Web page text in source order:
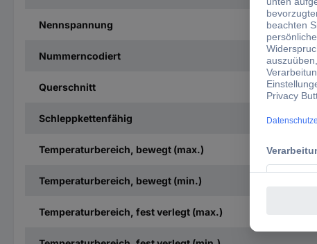
Nennspannung
Nummerncodiert
Querschnitt
Schleppkettenfähig
Temperaturbereich, bewegt (max.)
Temperaturbereich, bewegt (min.)
Temperaturbereich, fest verlegt (max.)